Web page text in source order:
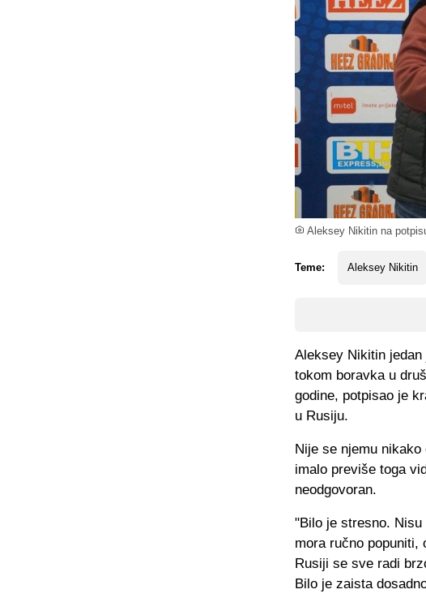
Aleksey Nikitin na
Teme: Aleksey Nikitin
Aleksey Nikitin
tokom boravka u
godine, potpisao je
u Rusiju.
Nije se njemu
imalo previše toga
neodgovoran.
"Bilo je stresno.
mora ručno popuniti,
Rusiji se sve radi
Bilo je zaista